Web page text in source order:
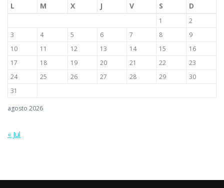
agosto 2026
L M X J V S D
1
2
3
4 5 6 7 8
9
10
11 12 13 14 15
16
17
18 19 20 21 22
23
24
25 26 27 28 29
30
31
« Jul